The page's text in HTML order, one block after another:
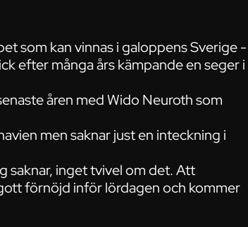
som kan vinnas i galoppens Sverige -
efter många års kämpande en seger i
åren med Wido Neuroth som
men saknar just en inteckning i
saknar, inget tvivel om det. Att
förnöjd inför lördagen och kommer